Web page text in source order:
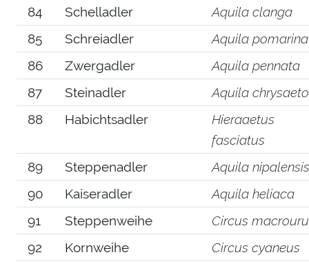
84 Schelladler
Aquila clanga
85
Schreiadler
Aquila pomarina
86
Zwergadler
Aquila pennata
87
Steinadler
Aquila
88
Habichtsadler
Hieraaetus
fasciatus
89
Steppenadler
Aquila nipalensis
90
Kaiseradler
Aquila heliaca
91
Steppenweihe
Circus
92
Kornweihe
Circus cyaneus